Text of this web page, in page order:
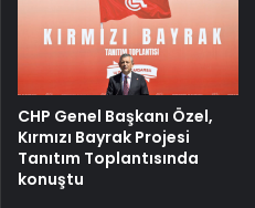
CHP Genel Başkanı Özel,
Kırmızı Bayrak Projesi
Tanıtım Toplantısında
konuştu